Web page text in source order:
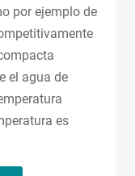
por ejemplo de
el agua de
es